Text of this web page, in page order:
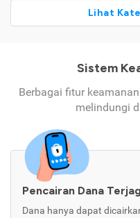
Lihat
Sistem
Berbagai fitur
melindungi
Pencairan Dana
Dana hanya dapat